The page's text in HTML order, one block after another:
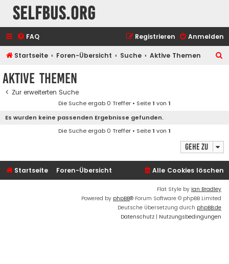
selfbus.org
FAQ Anmelden
Registrieren
Startseite Foren-Übersicht Suche Aktive Themen
Aktive Themen
Zur erweiterten Suche
Die Suche ergab 0 Treffer • Seite1 von 1
Es wurden keine passenden Ergebnisse gefunden.
Die Suche ergab 0 Treffer • Seite1 von 1
Gehe zu
Startseite Foren-Übersicht Alle Cookies löschen
Flat Style by Ian Bradley
Powered by phpBB® Forum Software © phpBB Limited
Deutsche Übersetzung durch phpBB.de
Datenschutz | Nutzungsbedingungen